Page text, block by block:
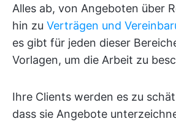
Alles ab, von Angeboten über
hin zu Verträgen und
es gibt für jeden dieser
Vorlagen, um die Arbeit zu
Ihre Clients werden es zu
dass sie Angebote